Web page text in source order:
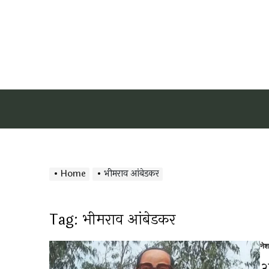
Home भीमराव आंबेडकर
Tag: भीमराव आंबेडकर
in